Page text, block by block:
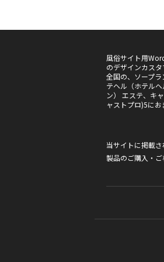
風俗サイト用
のデザインカスタ
全国の、ソープ
テヘル（ホテル
ン） エステ、キ
ャストプロ)5にお
当サイトに掲載
製品のご購入・